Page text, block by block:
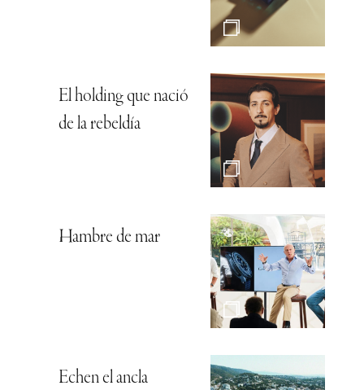
El holding que nació
de la rebeldía
Hambre de mar
Echen el ancla